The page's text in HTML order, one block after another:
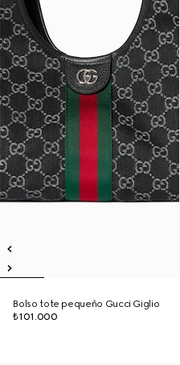
Bolso tote pequeño Gucci Giglio
₺101.000